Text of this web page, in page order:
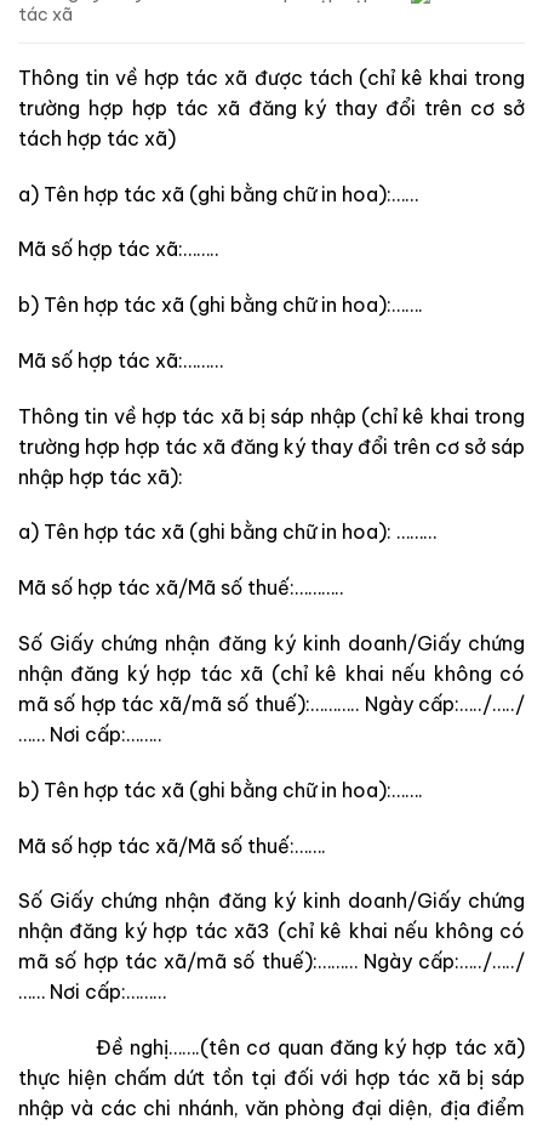
tác xã
Thông tin về hợp tác xã được tách (chỉ kê khai trong
trường hợp hợp tác xã đăng ký thay đổi trên cơ sở
tách hợp tác xã)
a) Tên hợp tác xã (ghi bằng chữ in hoa):……
Mã số hợp tác xã:……..
b) Tên hợp tác xã (ghi bằng chữ in hoa):…….
Mã số hợp tác xã:………
Thông tin về hợp tác xã bị sáp nhập (chỉ kê khai trong
trường hợp hợp tác xã đăng ký thay đổi trên cơ sở sáp
nhập hợp tác xã):
a) Tên hợp tác xã (ghi bằng chữ in hoa): ………
Mã số hợp tác xã/Mã số thuế:………..
Số Giấy chứng nhận đăng ký kinh doanh/Giấy chứng
nhận đăng ký hợp tác xã (chỉ kê khai nếu không có
mã số hợp tác xã/mã số thuế):……….. Ngày cấp:…../…../
…… Nơi cấp:……..
b) Tên hợp tác xã (ghi bằng chữ in hoa):…….
Mã số hợp tác xã/Mã số thuế:…….
Số Giấy chứng nhận đăng ký kinh doanh/Giấy chứng
nhận đăng ký hợp tác xã3 (chỉ kê khai nếu không có
mã số hợp tác xã/mã số thuế):……… Ngày cấp:…../…../
…… Nơi cấp:………
Đề nghị…….(tên cơ quan đăng ký hợp tác xã)
thực hiện chấm dứt tồn tại đối với hợp tác xã bị sáp
nhập và các chi nhánh, văn phòng đại diện, địa điểm